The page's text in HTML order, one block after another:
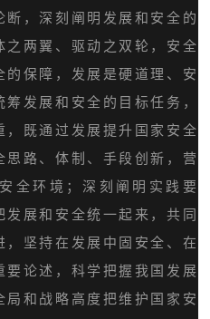
，深刻阐明发展和安全的
两翼、驱动之双轮，安全
保障，发展是硬道理、安
发展和安全的目标任务，
既通过发展提升国家安全
路、体制、手段创新，营
全环境；深刻阐明实践要
展和安全统一起来，共同
坚持在发展中固安全、在
要论述，科学把握我国发展
和战略高度把维护国家安